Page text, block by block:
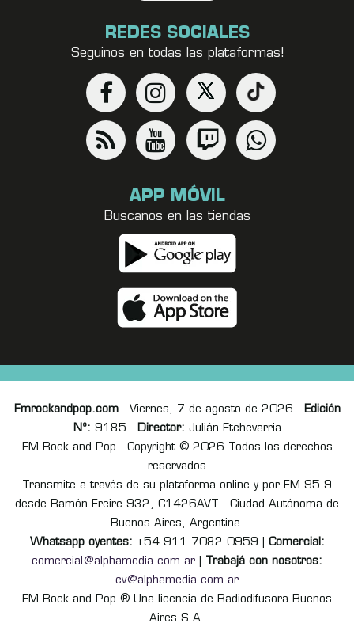
REDES SOCIALES
Seguinos en todas las plataformas!
APP MÓVIL
Buscanos en las tiendas
Fmrockandpop.com- Viernes, 7 de agosto de 2026 - Edición
Nº: 9185 - Director: Julián Etchevarria
FM Rock and Pop - Copyright © 2026 Todos los derechos
reservados
Transmite a través de su plataforma online y por FM 95.9
desde Ramón Freire 932, C1426AVT - Ciudad Autónoma de
Buenos Aires, Argentina.
Whatsapp oyentes: +54 911 7082 0959 | Comercial:
comercial@alphamedia.com.ar
Trabajá con nosotros:
cv@alphamedia.com.ar
FM Rock and Pop ® Una licencia de Radiodifusora Buenos
Aires S.A.